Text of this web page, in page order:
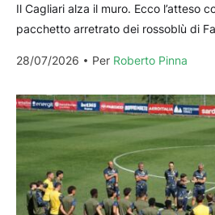
Il Cagliari alza il muro. Ecco l’atteso
pacchetto arretrato dei rossoblù di
28/07/2026
Per Roberto Pinna